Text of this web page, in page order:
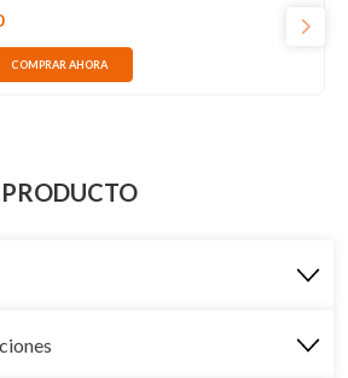
COMPRAR AHORA
PRODUCTO